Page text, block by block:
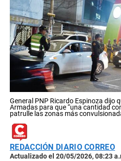
General PNP Ricardo Espinoza dijo
Armadas para que “una cantidad
patrulle las zonas más
REDACCIÓN DIARIO CORREO
Actualizado el 20/05/2026, 08:23